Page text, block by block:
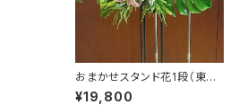
おまかせスタンド花1段（東京
23区送料無料） #3101
¥19,800